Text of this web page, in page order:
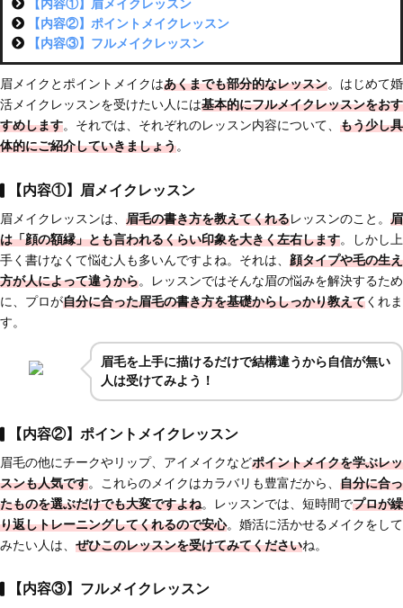
【内容①】眉メイクレッスン
【内容②】ポイントメイクレッスン
【内容③】フルメイクレッスン
眉メイクとポイントメイクはあくまでも部分的なレッスン。はじめて婚
活メイクレッスンを受けたい人には基本的にフルメイクレッスンをおす
すめします。それでは、それぞれのレッスン内容について、 もう少し具
体的にご紹介していきましょう。
【内容①】眉メイクレッスン
眉メイクレッスンは、 眉毛の書き方を教えてくれるレッスンのこと。 眉
は「顔の額縁」とも言われるくらい印象を大きく左右します。しかし上
手く書けなくて悩む人も多いんですよね。それは、 顔タイプや毛の生え
方が人によって違うから。レッスンではそんな眉の悩みを解決するため
に、プロが自分に合った眉毛の書き方を基礎からしっかり教えてくれま
す。
眉毛を上手に描けるだけで結構違うから自信が無い
人は受けてみよう！
【内容②】ポイントメイクレッスン
眉毛の他にチークやリップ、アイメイクなどポイントメイクを学ぶレッ
スンも人気です。これらのメイクはカラバリも豊富だから、 自分に合っ
たものを選ぶだけでも大変ですよね。レッスンでは、短時間でプロが繰
り返しトレーニングしてくれるので安心。婚活に活かせるメイクをして
みたい人は、 ぜひこのレッスンを受けてみてくださいね。
【内容③】フルメイクレッスン